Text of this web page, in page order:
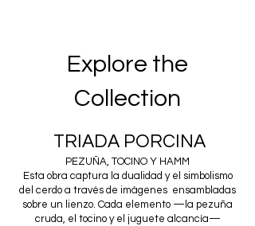
Explore the
Collection
TRIADA PORCINA​
PEZUÑA, TOCINO Y HAMM
Esta obra captura la dualidad y el simbolismo
del cerdo a través de imágenes ensambladas
sobre un lienzo. Cada elemento —la pezuña
cruda, el tocino y el juguete alcancía—